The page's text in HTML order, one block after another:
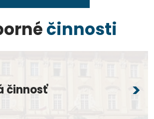
činnosti
činnosť